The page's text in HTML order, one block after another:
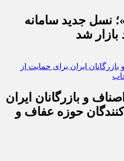
نسل جدید سامانه
و بازرگانان ایران
حوزه عفاف و